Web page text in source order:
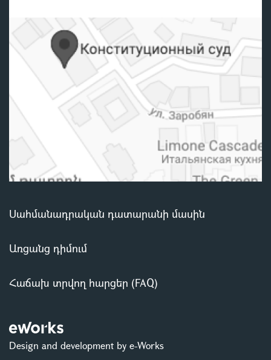
Սահմանադրական դատարանի մասին
Առցանց դիմում
Հաճախ տրվող հարցեր (FAQ)
Design and development by e-Works